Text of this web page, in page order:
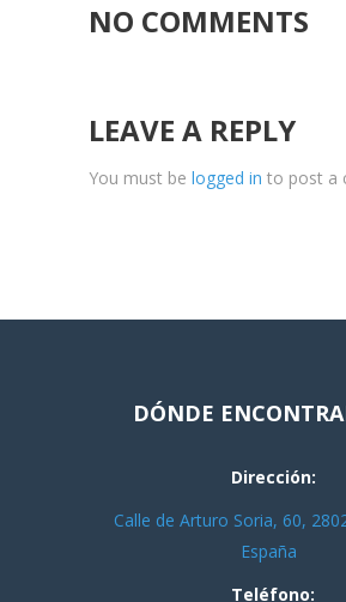
NO COMMENTS
LEAVE A REPLY
You must be logged in to post a
DÓNDE
Dirección:
Calle de Arturo Soria, 60,
España
Teléfono: